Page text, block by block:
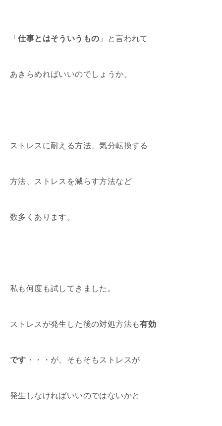
「仕事とはそういうもの 」と言われて
あきらめればいいのでしょうか。
ストレスに耐える方法、気分転換する
方法、ストレスを減らす方法など
数多くあります。
私も何度も試してきました。
ストレスが発生した後の対処方法も有効
です ・・・が、そもそもストレスが
発生しなければいいのではないかと